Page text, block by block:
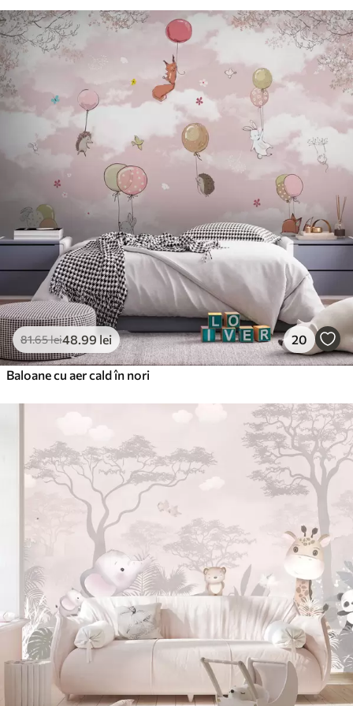
81.65lei48.99 lei 20
Baloane cu aer cald în nori